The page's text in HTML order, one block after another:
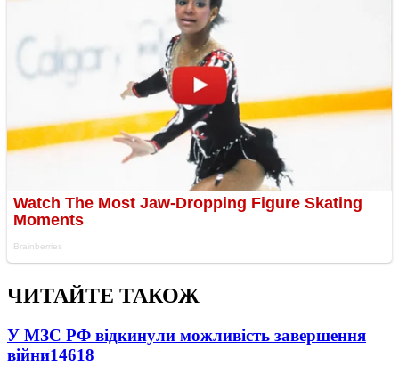
ЧИТАЙТЕ ТАКОЖ
У МЗС РФ відкинули можливість завершення
війни14618